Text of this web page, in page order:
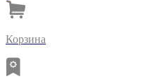
Корзина